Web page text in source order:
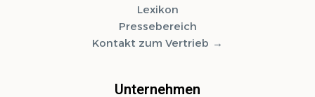
Lexikon
Pressebereich
Kontakt zum Vertrieb
Unternehmen